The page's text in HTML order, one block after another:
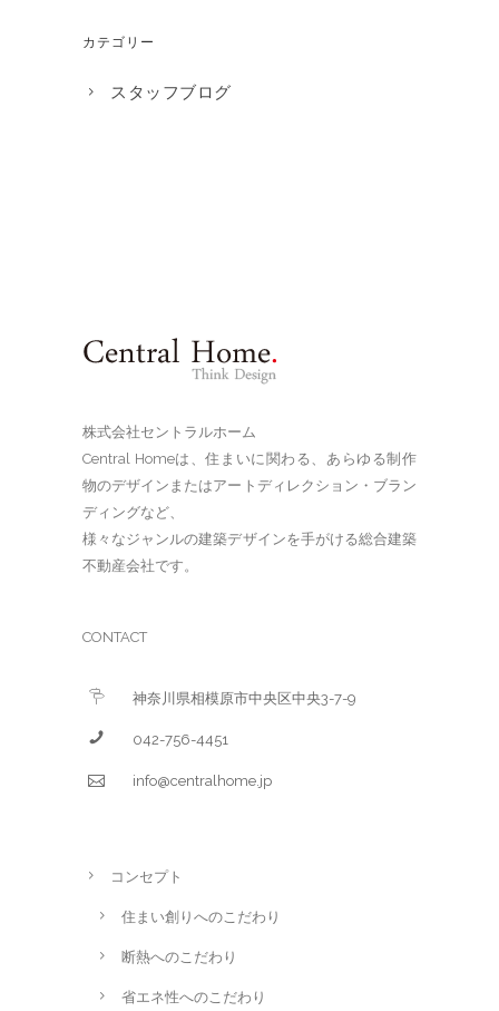
カテゴリー
スタッフブログ
株式会社セントラルホーム
Central Homeは、住まいに関わる、あらゆる制作
物のデザインまたはアートディレクション・ブラン
ディングなど、
様々なジャンルの建築デザインを手がける総合建築
不動産会社です。
CONTACT
神奈川県相模原市中央区中央3-7-9
042-756-4451
info@centralhome.jp
コンセプト
住まい創りへのこだわり
断熱へのこだわり
省エネ性へのこだわり